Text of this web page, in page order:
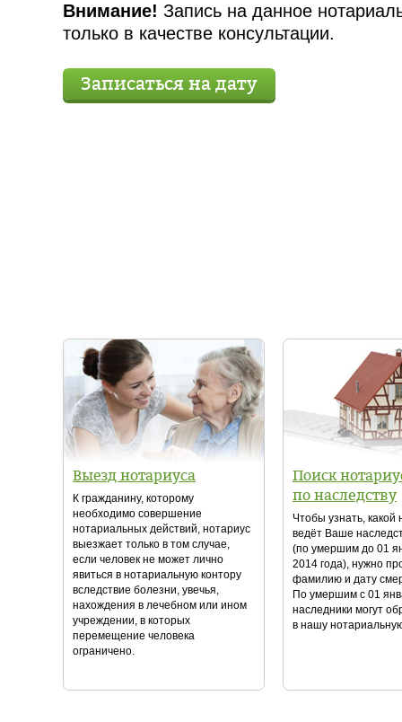
Внимание! Запись на данное
только в качестве консультации.
Записаться на дату
Выезд нотариуса
К гражданину, которому
необходимо совершение
нотариальных действий, нотариус
выезжает только в том случае,
если человек не может лично
явиться в нотариальную контору
вследствие болезни, увечья,
нахождения в лечебном или ином
учреждении, в которых
перемещение человека
ограничено.
Поиск
по наследству
Чтобы узнать, какой
ведёт Ваше
(по умершим до 01
2014 года), нужно
фамилию и дату
По умершим с 01
наследники могут
в нашу